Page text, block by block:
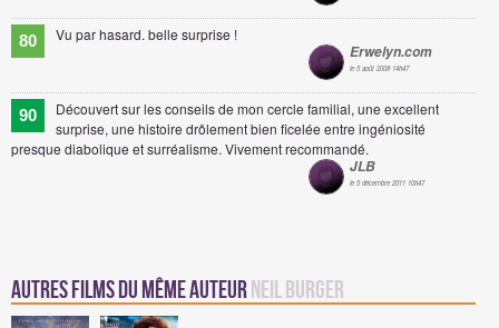
80
Vu par hasard. belle surprise !
Erwelyn.com
le 5 août 2008 14h47
90
Découvert sur les conseils de mon cercle familial, une excellent
surprise, une histoire drôlement bien ficelée entre ingéniosité
presque diabolique et surréalisme. Vivement recommandé.
JLB
le 5 décembre 2011 10h47
Autres Films du même auteur Neil Burger